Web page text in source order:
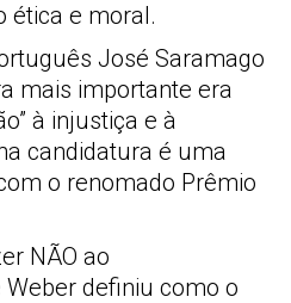
ética e moral.
José Saramago
mais importante era
à injustiça e à
candidatura é uma
o renomado Prêmio
NÃO ao
definiu como o